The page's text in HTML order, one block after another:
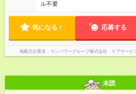
ル不要
気になる！ 応募する
掲載元企業名 マンパワーグループ株式会社 ケアサービ
未読